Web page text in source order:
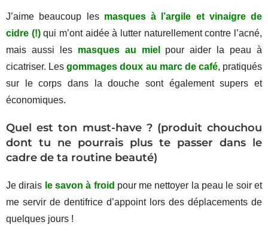
J’aime beaucoup les masques à l’argile et vinaigre de
cidre (!)qui m’ont aidée à lutter naturellement contre l’acné,
mais aussi les masques au miel
pour aider la peau à
cicatriser. Lesgommages doux au marc de café, pratiqués
sur le corps dans la douche sont également supers et
économiques.
Quel est ton must-have ? (produit chouchou
dont tu ne pourrais plus te passer dans le
cadre de ta routine beauté)
Je dirais le savon à froid pour me nettoyer la peau le soir et
me servir de dentifrice d’appoint lors des déplacements de
quelques jours !